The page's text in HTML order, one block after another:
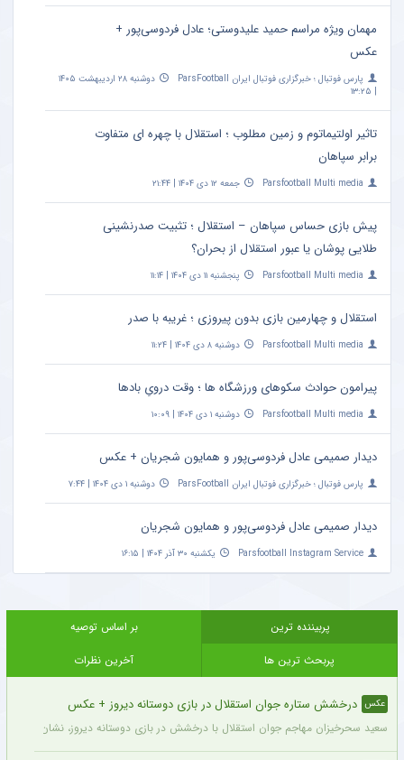
مهمان ویژه مراسم حمید علیدوستی؛ عادل فردوسی‌پور +
عکس
پارس فوتبال ؛ خبرگزاری فوتبال ایران ParsFootball
دوشنبه ۲۸ اردیبهشت ۱۴۰۵
| ۱۳:۲۵
تاثیر اولتیماتوم و زمین مطلوب ؛ استقلال با چهره ای متفاوت
برابر سپاهان
Parsfootball Multi media جمعه ۱۲ دی ۱۴۰۴ | ۲۱:۴۴
پیش بازی حساس سپاهان – استقلال ؛ تثبیت صدرنشینی
طلایی پوشان یا عبور استقلال از بحران؟
Parsfootball Multi media پنجشنبه ۱۱ دی ۱۴۰۴ | ۱۱:۱۴
استقلال و چهارمین بازی بدون پیروزی ؛ غریبه با صدر
Parsfootball Multi media دوشنبه ۸ دی ۱۴۰۴ | ۱۱:۲۴
پیرامون حوادث سکوهای ورزشگاه ها ؛ وقت درویِ بادها
Parsfootball Multi media دوشنبه ۱ دی ۱۴۰۴ | ۱۰:۰۹
دیدار صمیمی عادل فردوسی‌پور و همایون شجریان + عکس
پارس فوتبال ؛ خبرگزاری فوتبال ایران ParsFootball دوشنبه ۱ دی ۱۴۰۴ | ۷:۴۴
دیدار صمیمی عادل فردوسی‌پور و همایون شجریان
Parsfootball Instagram Service یکشنبه ۳۰ آذر ۱۴۰۴ | ۱۶:۱۵
پربیننده ترین
بر اساس توصیه
پربحث ترین ها
آخرین نظرات
عکس درخشش ستاره جوان استقلال در بازی دوستانه دیروز + عکس
سعید سحرخیزان مهاجم جوان استقلال با درخشش در بازی دوستانه دیروز، نشان داد